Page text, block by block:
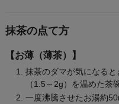
抹茶の点て方
【お薄（薄茶）】
抹茶のダマが気になる
（1.5～2g）を温めた茶
一度沸騰させたお湯約